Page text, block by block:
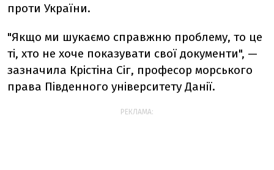
проти України.
"Якщо ми шукаємо справжню проблему, то це
ті, хто не хоче показувати свої документи", —
зазначила Крістіна Сіг, професор морського
права Південного університету Данії.
РЕКЛАМА: